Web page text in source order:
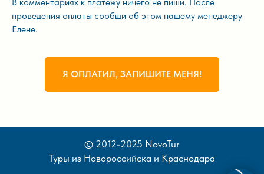
проведения оплаты сообщи об этом нашему менеджеру
Елене.
Я ОПЛАТИЛ, ЗАПИШИТЕ МЕНЯ!
© 2012-2025 NovoTur
Туры из Новороссийска и Краснодара